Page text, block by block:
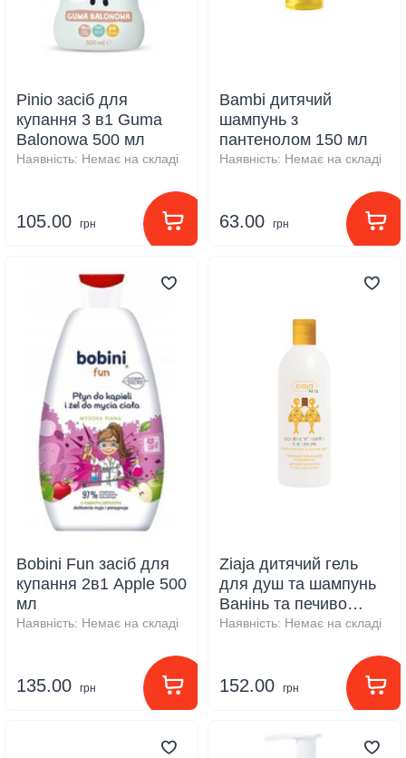
Pinio засіб для
купання 3 в1 Guma
Balonowa 500 мл
Наявність: Немає на складі
105.00 грн
Bambi дитячий
шампунь з
пантенолом 150 мл
Наявність: Немає на складі
63.00 грн
Bobini Fun засіб для
купання 2в1 Apple 500
мл
Наявність: Немає на складі
135.00 грн
Ziaja дитячий гель
для душ та шампунь
Ванінь та печиво
400мл
Наявність: Немає на складі
152.00 грн